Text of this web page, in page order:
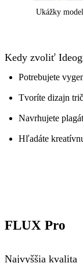
Ukážky
Kedy zvoliť
Potrebujete
Tvoríte dizajn
Navrhujete
Hľadáte
FLUX Pro
Najvyššia kvalita